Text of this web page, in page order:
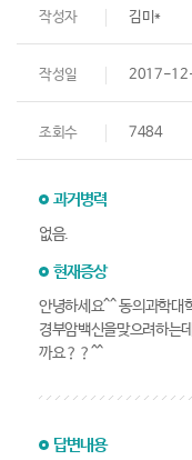
작성자 김미*
작성일 2017-
조회수 7484
과거병력
없음.
현재증상
안녕하세요^^ 동의과학대
경부암백신을맞으려하는
까요？？^^
답변내용